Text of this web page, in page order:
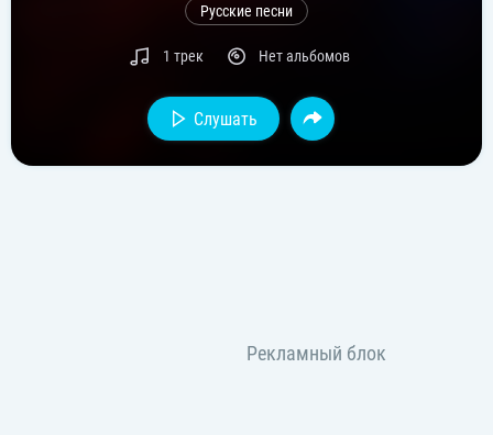
Русские песни
1 трек Нет альбомов
Слушать